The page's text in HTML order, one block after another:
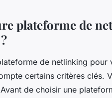
plateforme de
de netlinking pour
certains critères clés.
de choisir une